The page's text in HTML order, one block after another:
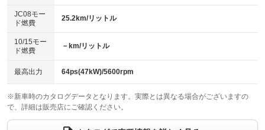
電動格納ミラー
：装備なし
ローダウン
：装備なし
ベンチシート
：装備あり
チップアップシート
：装備なし
電動格納サードシート
：装備なし シートヒーター
：装備なし
ウォークスルー
JC08モー
ド燃費
25.2km/リットル
10/15モー
ド燃費
－km/リットル
最高出力 64ps(47kW)/5600rpm
※新車時のカタログデータとなります。実際とは異なる場合がございますの
で、詳細は販売店にご確認ください。